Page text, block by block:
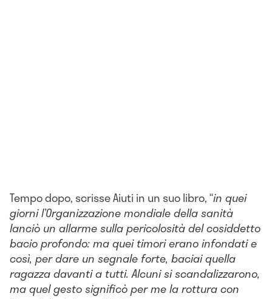
Tempo dopo, scrisse Aiuti in un suo libro, “in quei
giorni l’Organizzazione mondiale della sanità
lanciò un allarme sulla pericolosità del cosiddetto
bacio profondo: ma quei timori erano infondati e
così, per dare un segnale forte, baciai quella
ragazza davanti a tutti. Alcuni si scandalizzarono,
ma quel gesto significò per me la rottura con